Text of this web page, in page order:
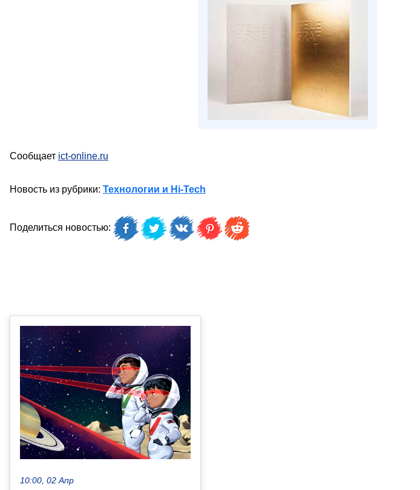
Сообщает ict-online.ru
Новость из рубрики: Технологии и Hi-Tech
Поделиться новостью:
10:00, 02 Апр